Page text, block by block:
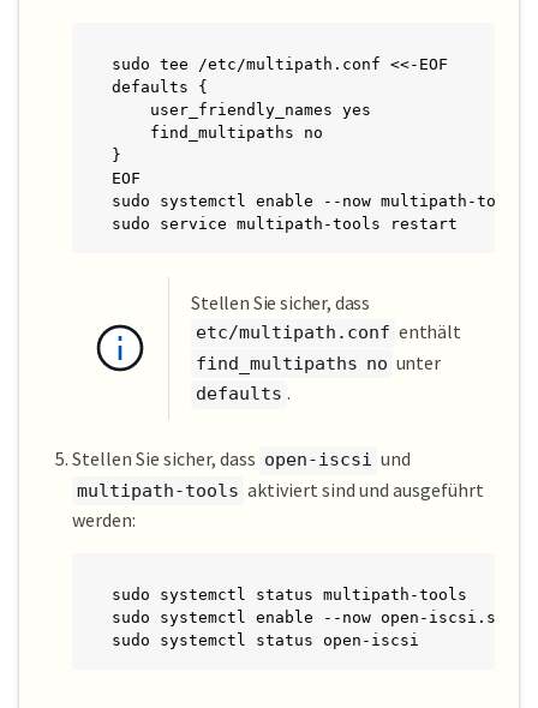
sudo tee /etc/multipath.conf <<-EOF
defaults {
    user_friendly_names yes
    find_multipaths no
}
EOF
sudo systemctl enable --now multipath-
sudo service multipath-tools restart
Stellen Sie sicher, dass
etc/multipath.conf enthält
find_multipaths no unter
defaults .
Stellen Sie sicher, dass open-iscsi und
multipath-tools aktiviert sind und ausgeführt
werden:
sudo systemctl status multipath-tools
sudo systemctl enable --now open-
sudo systemctl status open-iscsi